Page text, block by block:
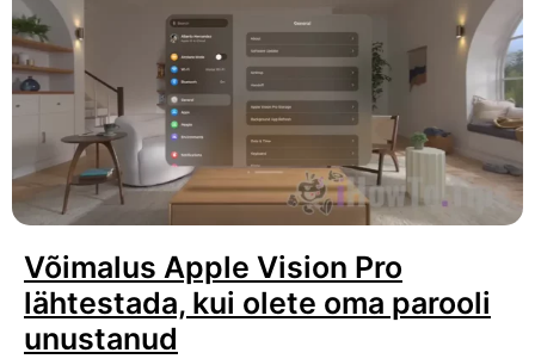
Võimalus Apple Vision Pro
lähtestada, kui olete oma parooli
unustanud